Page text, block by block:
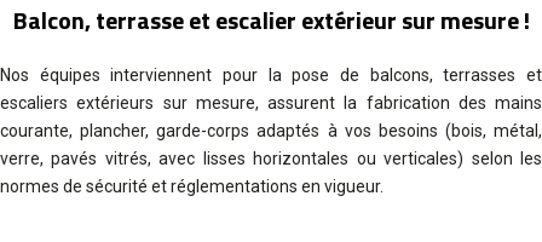
Balcon, terrasse et escalier extérieur sur mesure !
Nos équipes interviennent pour la pose de balcons, terrasses et
escaliers extérieurs sur mesure, assurent la fabrication des mains
courante, plancher, garde-corps adaptés à vos besoins (bois, métal,
verre, pavés vitrés, avec lisses horizontales ou verticales) selon les
normes de sécurité et réglementations en vigueur.